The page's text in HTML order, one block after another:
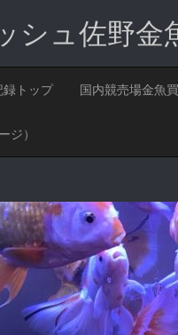
シュ佐野
録トップ 国内競売場金魚
ジ）